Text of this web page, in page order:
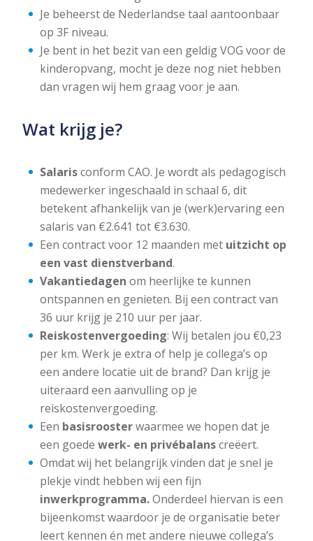
Je beheerst de Nederlandse taal aantoonbaar
op 3F niveau.
Je bent in het bezit van een geldig VOG voor de
kinderopvang, mocht je deze nog niet hebben
dan vragen wij hem graag voor je aan.
Wat krijg je?
Salarisconform CAO. Je wordt als pedagogisch
medewerker ingeschaald in schaal 6, dit
betekent afhankelijk van je (werk)ervaring een
salaris van €2.641 tot €3.630.
Een contract voor 12 maanden met uitzicht op
een vast dienstverband.
Vakantiedagen om heerlijke te kunnen
ontspannen en genieten. Bij een contract van
36 uur krijg je 210 uur per jaar.
Reiskostenvergoeding: Wij betalen jou €0,23
per km. Werk je extra of help je collega’s op
een andere locatie uit de brand? Dan krijg je
uiteraard een aanvulling op je
reiskostenvergoeding.
Een basisroosterwaarmee we hopen dat je
een goede werk- en privébalanscreëert.
Omdat wij het belangrijk vinden dat je snel je
plekje vindt hebben wij een fijn
inwerkprogramma.Onderdeel hiervan is een
bijeenkomst waardoor je de organisatie beter
leert kennen én met andere nieuwe collega’s